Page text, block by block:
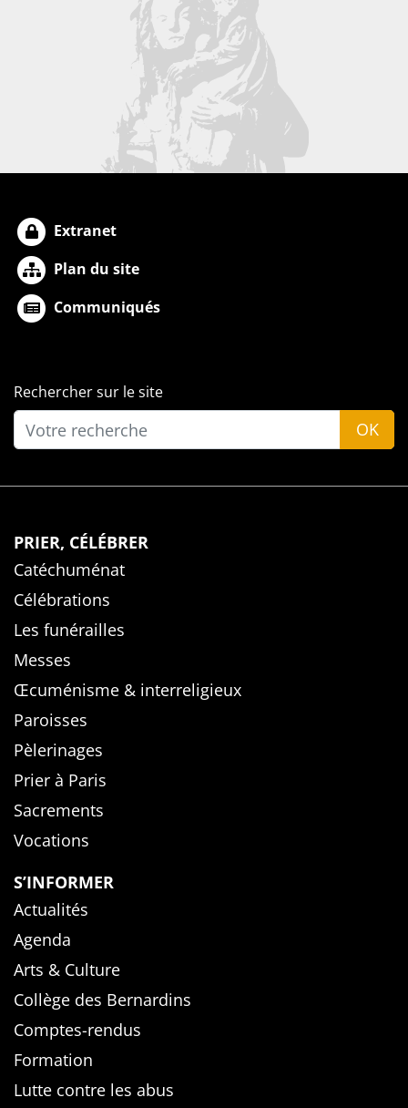
Extranet
Plan du site
Communiqués
Rechercher sur le site
OK
PRIER, CÉLÉBRER
Catéchuménat
Célébrations
Les funérailles
Messes
Œcuménisme & interreligieux
Paroisses
Pèlerinages
Prier à Paris
Sacrements
Vocations
S’INFORMER
Actualités
Agenda
Arts & Culture
Collège des Bernardins
Comptes-rendus
Formation
Lutte contre les abus